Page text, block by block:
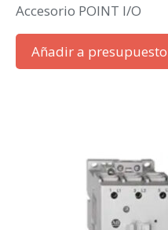
Accesorio POINT I/O
Añadir a presupuesto